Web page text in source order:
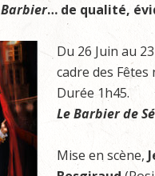
Barbier… de qualité,
Du 26 Juin au
cadre des
Durée 1h45.
Le Barbier de
Mise en scène,